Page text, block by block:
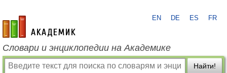
academic.ru
EN DE ES FR
Словари и энциклопедии на Академике
Найти!